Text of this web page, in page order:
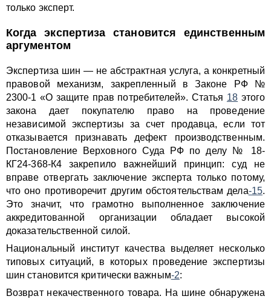
только эксперт.
Когда экспертиза становится единственным
аргументом
Экспертиза шин — не абстрактная услуга, а конкретный
правовой механизм, закрепленный в Законе РФ №
2300-1 «О защите прав потребителей». Статья 18 этого
закона дает покупателю право на проведение
независимой экспертизы за счет продавца, если тот
отказывается признавать дефект производственным.
Постановление Верховного Суда РФ по делу № 18-
КГ24-368-К4 закрепило важнейший принцип: суд не
вправе отвергать заключение эксперта только потому,
что оно противоречит другим обстоятельствам дела-15.
Это значит, что грамотно выполненное заключение
аккредитованной организации обладает высокой
доказательственной силой.
Национальный институт качества выделяет несколько
типовых ситуаций, в которых проведение экспертизы
шин становится критически важным-2:
Возврат некачественного товара. На шине обнаружена